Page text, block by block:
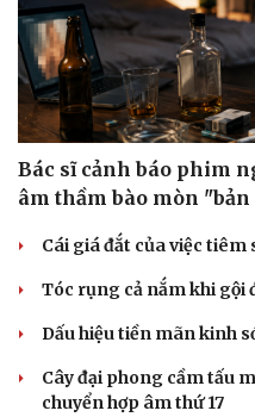
Văn hóa
Sân khấu - Điện ảnh
Bác sĩ cảnh báo phim
âm thầm bào mòn
Cái giá đắt của việc
Tóc rụng cả nắm khi gội
Dấu hiệu tiền mãn kinh
Cây đại phong cầm tấu
chuyển hợp âm thứ 17